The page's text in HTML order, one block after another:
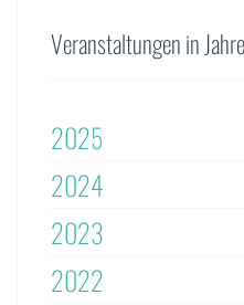
Veranstaltungen in
2025
2024
2023
2022